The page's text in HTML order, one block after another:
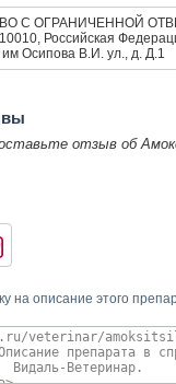
С ОГРАНИЧЕННОЙ
Российская
Осипова В.И. ул., д. Д.1
отзыв об
на описание этого